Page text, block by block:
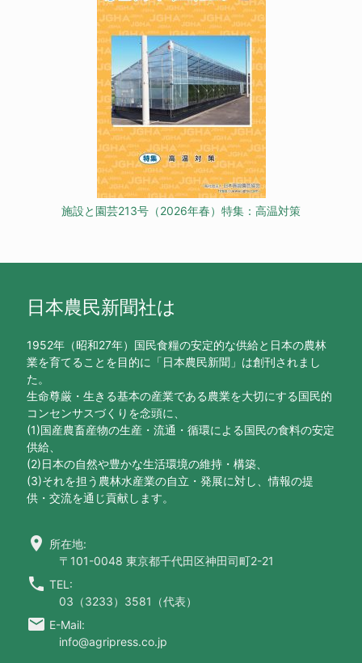
施設と園芸213号（2026年春）特集：高温対策
日本農民新聞社は
1952年（昭和27年）国民食糧の安定的な供給と日本の農林
業を育てることを目的に「日本農民新聞」は創刊されまし
た。
生命尊厳・生きる基本の産業である農業を大切にする国民的
コンセンサスづくりを念頭に、
(1)国産農畜産物の生産・流通・循環による国民の食料の安定
供給、
(2)日本の自然や豊かな生活環境の維持・構築、
(3)それを担う農林水産業の自立・発展に対し、情報の提
供・交流を通じ貢献します。
location_on 所在地:
〒101-0048 東京都千代田区神田司町2-21
call TEL:
03（3233）3581（代表）
email E-Mail:
info@agripress.co.jp